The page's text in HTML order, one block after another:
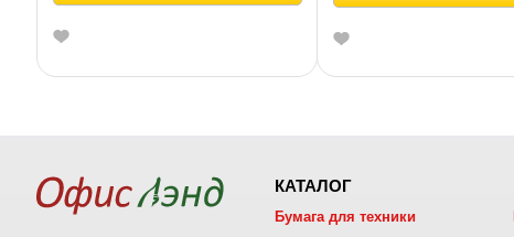
КАТАЛОГ
Бумага для техники